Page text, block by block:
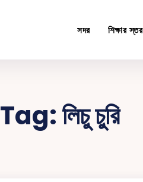
সদর শিক্ষার স্তর
Tag:লিচু চুরি